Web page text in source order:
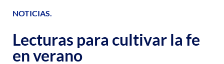
NOTICIAS.
Lecturas para cultivar la fe
en verano